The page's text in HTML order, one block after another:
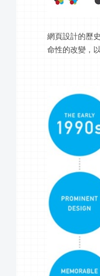
網頁設計的歷
命性的改變，